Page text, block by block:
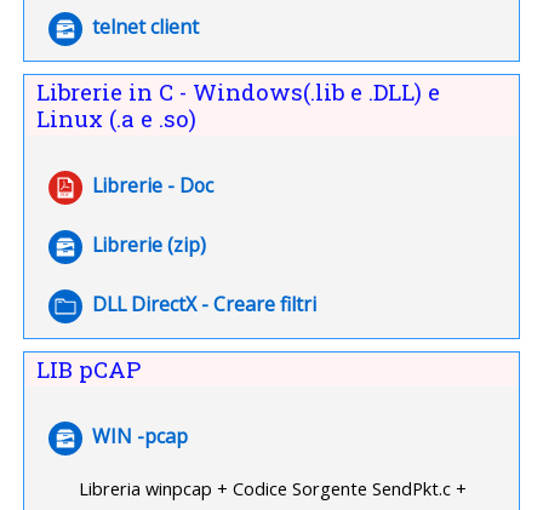
telnet client
File
Librerie in C - Windows(.lib e .DLL) e
Linux (.a e .so)
Librerie - Doc
File
Librerie (zip)
File
DLL DirectX - Creare filtri
Cartella
LIB pCAP
WIN -pcap
File
Libreria winpcap + Codice Sorgente SendPkt.c +